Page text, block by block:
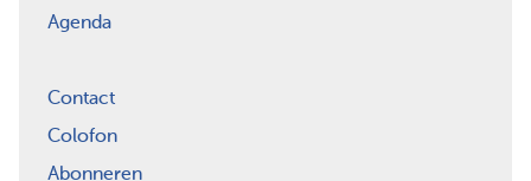
Agenda
Contact
Colofon
Abonneren